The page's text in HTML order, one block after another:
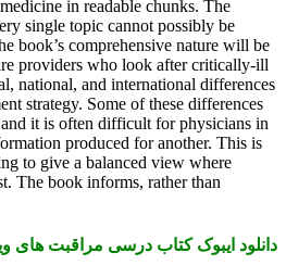
in readable chunks. The
single topic cannot possibly be
book’s comprehensive nature will be
providers who look after critically-ill
national, and international differences
strategy. Some of these differences
it is often difficult for physicians in
produced for another. This is
to give a balanced view where
The book informs, rather than
دانلود ایبوک کتاب درسی مراقبت های